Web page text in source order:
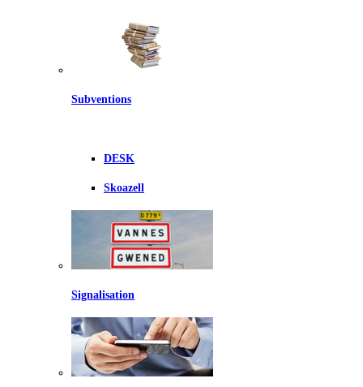
Subventions
DESK
Skoazell
Signalisation